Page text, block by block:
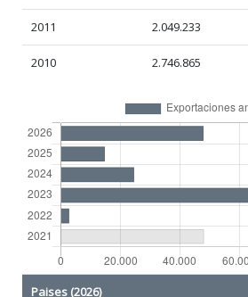
2011 2.049.233
2010 2.746.865
Paises (2026)